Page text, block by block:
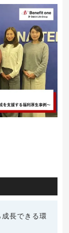
長できる環